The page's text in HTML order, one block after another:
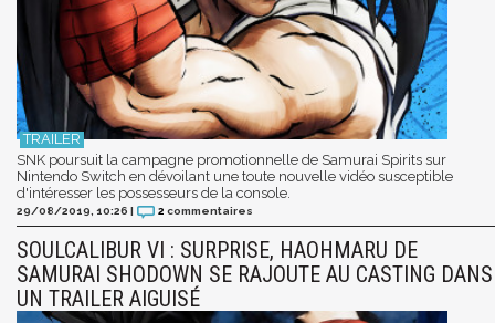
SNK poursuit la campagne promotionnelle de Samurai Spirits sur
Nintendo Switch en dévoilant une toute nouvelle vidéo susceptible
d'intéresser les possesseurs de la console.
29/08/2019, 10:26 | 2 commentaires
SOULCALIBUR VI : SURPRISE, HAOHMARU DE
SAMURAI SHODOWN SE RAJOUTE AU CASTING DANS
UN TRAILER AIGUISÉ